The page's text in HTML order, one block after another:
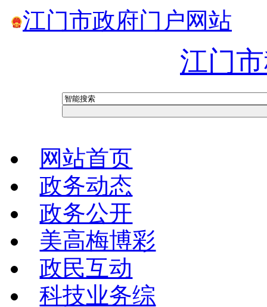
江门市政府门户网站
江门
网站首页
政务动态
政务公开
美高梅博彩
政民互动
科技业务综